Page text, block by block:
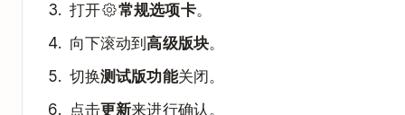
打开
常规选项卡。
向下滚动到高级版块。
切换测试版功能关闭。
点击更新来进行确认。